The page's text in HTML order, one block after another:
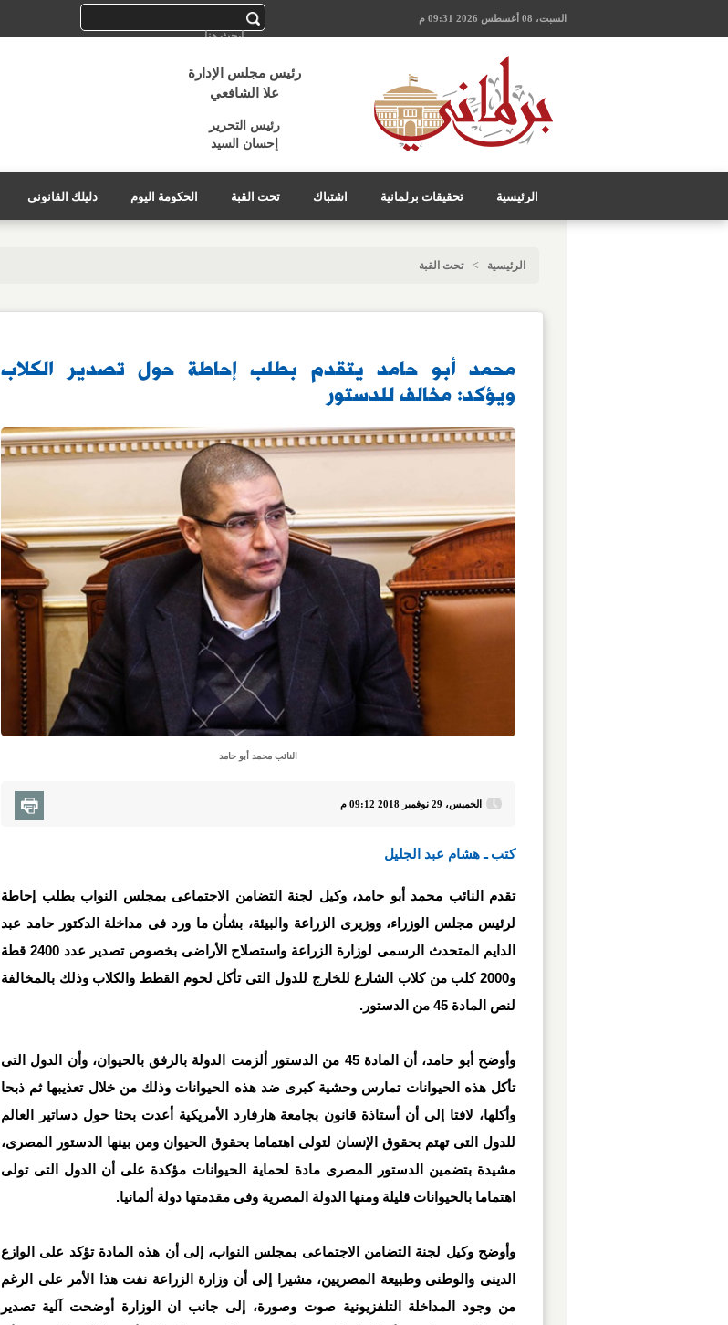
السبت، 08 أغسطس 2026 09:31 م
رئيس مجلس الإدارة
علا الشافعي
رئيس التحرير
إحسان السيد
الرئيسية تحقيقات برلمانية اشتباك تحت القبة الحكومة اليوم دليلك القانونى
الرئيسية > تحت القبة
محمد أبو حامد يتقدم بطلب إحاطة حول تصدير الكلاب
ويؤكد: مخالف للدستور
النائب محمد أبو حامد
الخميس، 29 نوفمبر 2018 09:12 م
كتب ـ هشام عبد الجليل
تقدم النائب محمد أبو حامد، وكيل لجنة التضامن الاجتماعى بمجلس النواب بطلب إحاطة
لرئيس مجلس الوزراء، ووزيرى الزراعة والبيئة، بشأن ما ورد فى مداخلة الدكتور حامد عبد
الدايم المتحدث الرسمى لوزارة الزراعة واستصلاح الأراضى بخصوص تصدير عدد 2400 قطة
و2000 كلب من كلاب الشارع للخارج للدول التى تأكل لحوم القطط والكلاب وذلك بالمخالفة
لنص المادة 45 من الدستور.
وأوضح أبو حامد، أن المادة 45 من الدستور ألزمت الدولة بالرفق بالحيوان، وأن الدول التى
تأكل هذه الحيوانات تمارس وحشية كبرى ضد هذه الحيوانات وذلك من خلال تعذيبها ثم ذبحا
وأكلها، لافتا إلى أن أستاذة قانون بجامعة هارفارد الأمريكية أعدت بحثا حول دساتير العالم
للدول التى تهتم بحقوق الإنسان لتولى اهتماما بحقوق الحيوان ومن بينها الدستور المصرى،
مشيدة بتضمين الدستور المصرى مادة لحماية الحيوانات مؤكدة على أن الدول التى تولى
اهتماما بالحيوانات قليلة ومنها الدولة المصرية وفى مقدمتها دولة ألمانيا.
وأوضح وكيل لجنة التضامن الاجتماعى بمجلس النواب، إلى أن هذه المادة تؤكد على الوازع
الدينى والوطنى وطبيعة المصريين، مشيرا إلى أن وزارة الزراعة نفت هذا الأمر على الرغم
من وجود المداخلة التلفزيونية صوت وصورة، إلى جانب ان الوزارة أوضحت آلية تصدير